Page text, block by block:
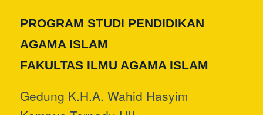
PROGRAM STUDI PENDIDIKAN
AGAMA ISLAM
FAKULTAS ILMU AGAMA ISLAM
Gedung K.H.A. Wahid Hasyim